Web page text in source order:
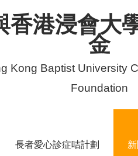
香港浸會大
金
Kong Baptist University
Foundation
長者愛心診症咭計劃